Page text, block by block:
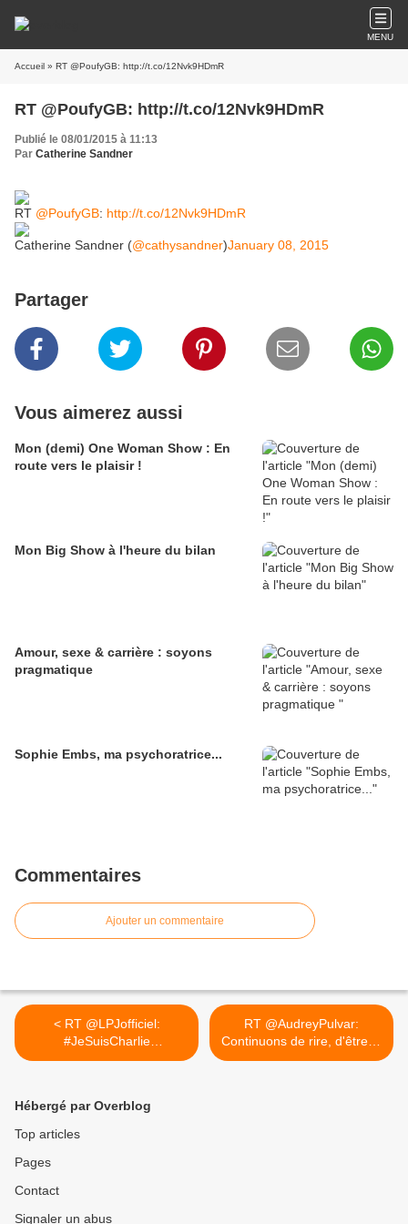
MENU
Accueil » RT @PoufyGB: http://t.co/12Nvk9HDmR
RT @PoufyGB: http://t.co/12Nvk9HDmR
Publié le 08/01/2015 à 11:13
Par Catherine Sandner
RT @PoufyGB: http://t.co/12Nvk9HDmR
Catherine Sandner (@cathysandner)January 08, 2015
Partager
Vous aimerez aussi
Mon (demi) One Woman Show : En
route vers le plaisir !
Mon Big Show à l'heure du bilan
Amour, sexe & carrière : soyons
pragmatique
Sophie Embs, ma psychoratrice...
Commentaires
Ajouter un commentaire
< RT @LPJofficiel:
#JeSuisCharlie
#CharlieHebdo #LPJ...
RT @AudreyPulvar:
Continuons de rire, d'être ...
>
Hébergé par Overblog
Top articles
Pages
Contact
Signaler un abus